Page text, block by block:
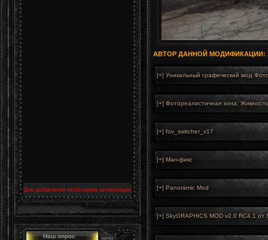
Для добавления необходима авторизация
Наш опрос
АВТОР ДАННОЙ МОДИФИКАЦИИ: